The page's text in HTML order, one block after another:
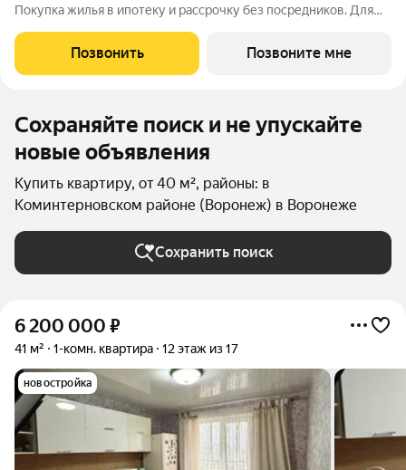
Покупка жилья в ипотеку и рассрочку без посредников. Для
обращайтесь в отдел продаж застройщика.
Позвонить Позвоните мне
Сохраняйте поиск и не упускайте
новые объявления
Купить квартиру, от 40 м², районы: в
Коминтерновском районе (Воронеж) в Воронеже
Сохранить поиск
6 200 000 ₽
41 м² 1-комн. квартира 12 этаж из 17
новостройка